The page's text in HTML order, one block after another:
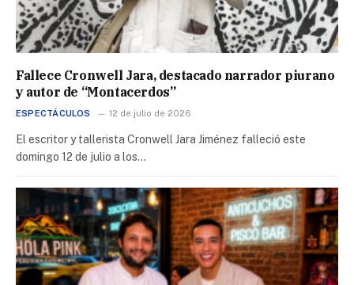
Fallece Cronwell Jara, destacado narrador piurano
y autor de “Montacerdos”
ESPECTÁCULOS 12 de julio de 2026
El escritor y tallerista Cronwell Jara Jiménez falleció este
domingo 12 de julio a los…